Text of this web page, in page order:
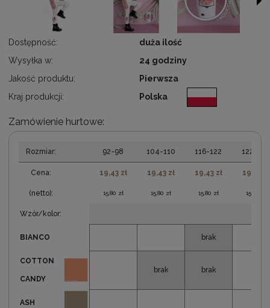
Dostępność:
duża ilość
Wysyłka w:
24 godziny
Jakość produktu:
Pierwsza
Kraj produkcji:
Polska
Zamówienie hurtowe:
Rozmiar: 92-98 104-110 116-122 122-128
Cena: 19,43 zł 19,43 zł 19,43 zł 19,43 zł
(netto): 15,80 zł 15,80 zł 15,80 zł 15,80 zł
Wzór/kolor:
BIANCO
COTTON
CANDY
ASH